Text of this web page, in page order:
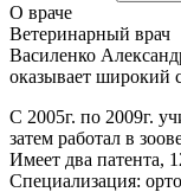
О враче
Ветеринарный врач
Василенко
оказывает широкий
С 2005г. по 2009г.
затем работал в
Имеет два патента,
Специализация: